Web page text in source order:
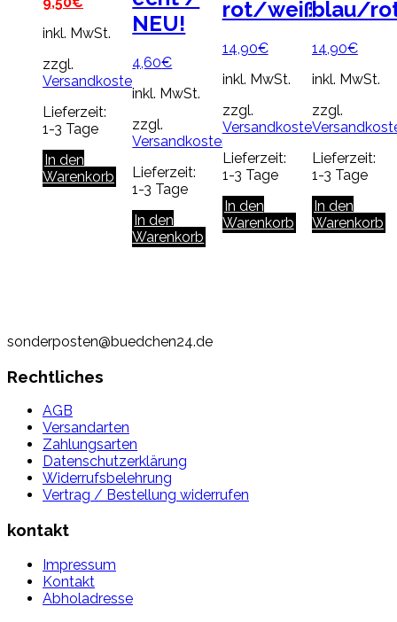
ist:
inkl. MwSt.
zzgl.
Versandkosten
Lieferzeit:
1-3 Tage
In den
Warenkorb
NEU!
4,60€
inkl. MwSt.
zzgl.
Versandkosten
Lieferzeit:
1-3 Tage
In den
Warenkorb
rot/weiß
14,90€
inkl. MwSt.
zzgl.
Versandkosten
Lieferzeit:
1-3 Tage
In den
Warenkorb
blau/
14,90€
inkl. MwSt.
zzgl.
Lieferzeit:
1-3 Tage
In den
Warenkorb
sonderposten@buedchen24.de
Rechtliches
AGB
Versandarten
Zahlungsarten
Datenschutzerklärung
Widerrufsbelehrung
Vertrag / Bestellung widerrufen
kontakt
Impressum
Kontakt
Abholadresse